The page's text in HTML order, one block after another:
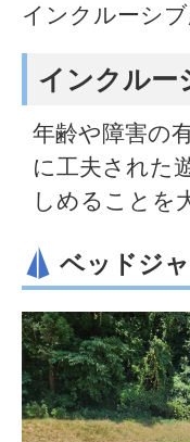
インクルーシ
インクルー
年齢や障害の
に工夫された
しめることを
ベッドジ